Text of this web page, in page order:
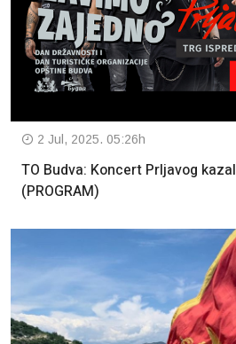
2 Jul, 2025. 05:26h
TO Budva: Koncert Prljavog
(PROGRAM)